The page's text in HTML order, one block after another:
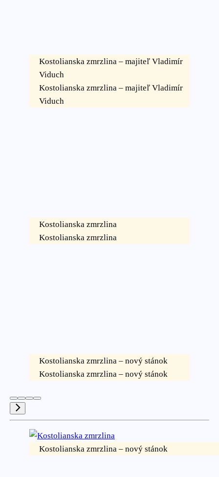
Kostolianska zmrzlina – majiteľ Vladimír
Viduch
Kostolianska zmrzlina – majiteľ Vladimír
Viduch
Kostolianska zmrzlina
Kostolianska zmrzlina
Kostolianska zmrzlina – nový stánok
Kostolianska zmrzlina – nový stánok
Kostolianska zmrzlina – nový stánok